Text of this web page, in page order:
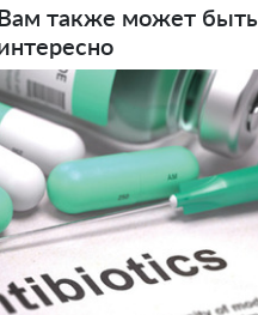
также может быть